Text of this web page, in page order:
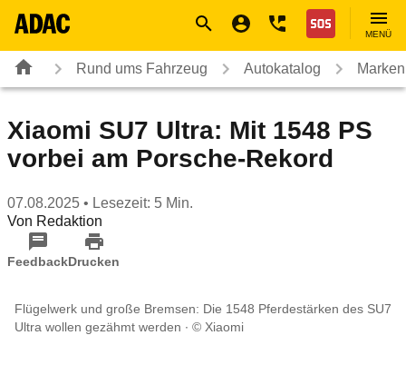
Nothilfe
MENÜ
Rund ums Fahrzeug Autokatalog
Xiaomi SU7 Ultra: Mit 1548 PS
vorbei am Porsche-Rekord
07.08.2025 • Lesezeit: 5 Min.
Von Redaktion
FeedbackDrucken
Flügelwerk und große Bremsen: Die 1548 Pferdestärken des SU7
Ultra wollen gezähmt werden
© Xiaomi